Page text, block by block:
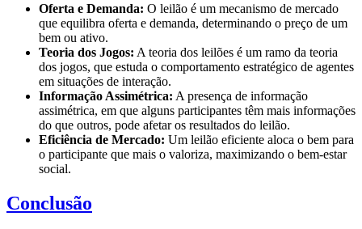
Oferta e Demanda: O leilão é um mecanismo de mercado
que equilibra oferta e demanda, determinando o preço de um
bem ou ativo.
Teoria dos Jogos: A teoria dos leilões é um ramo da teoria
dos jogos, que estuda o comportamento estratégico de agentes
em situações de interação.
Informação Assimétrica: A presença de informação
assimétrica, em que alguns participantes têm mais informações
do que outros, pode afetar os resultados do leilão.
Eficiência de Mercado: Um leilão eficiente aloca o bem para
o participante que mais o valoriza, maximizando o bem-estar
social.
Conclusão